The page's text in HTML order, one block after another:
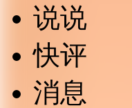
说说
快评
消息